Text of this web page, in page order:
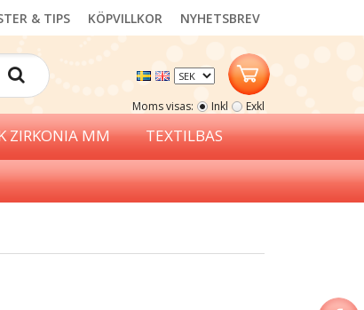
NYHETSBREV
KÖPVILLKOR
& TIPS
Moms visas: Inkl Exkl
ZIRKONIA MM TEXTILBAS